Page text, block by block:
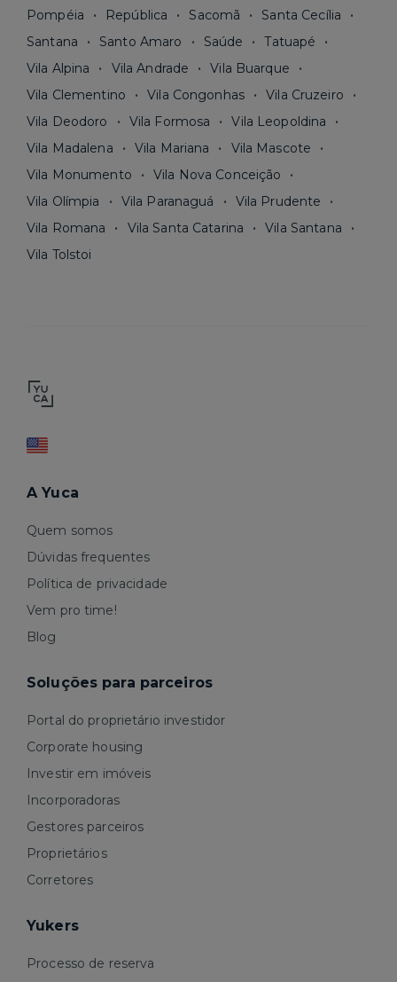
Pompéia
República Sacomã
Santa Cecília
Santana
Santo Amaro Saúde
Tatuapé
Vila Alpina
Vila Andrade
Vila Buarque
Vila Clementino
Vila Congonhas
Vila Cruzeiro
Vila Deodoro
Vila Formosa
Vila Leopoldina
Vila Madalena
Vila Mariana
Vila Mascote
Vila Monumento
Vila Nova Conceição
Vila Olímpia
Vila Paranaguá
Vila Prudente
Vila Romana
Vila Santa Catarina
Vila Santana
Vila Tolstoi
A Yuca
Quem somos
Dúvidas frequentes
Política de privacidade
Vem pro time!
Blog
Soluções para parceiros
Portal do proprietário investidor
Corporate housing
Investir em imóveis
Incorporadoras
Gestores parceiros
Proprietários
Corretores
Yukers
Processo de reserva